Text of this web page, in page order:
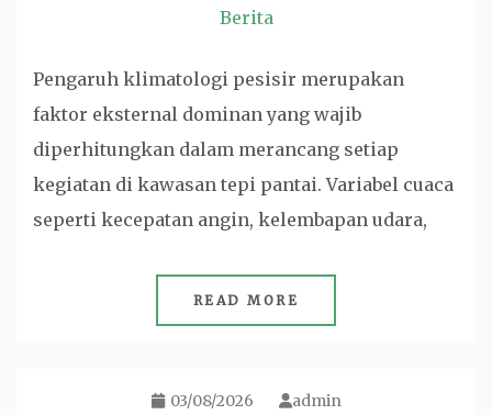
Berita
Pengaruh klimatologi pesisir merupakan
faktor eksternal dominan yang wajib
diperhitungkan dalam merancang setiap
kegiatan di kawasan tepi pantai. Variabel cuaca
seperti kecepatan angin, kelembapan udara,
READ MORE
03/08/2026 admin